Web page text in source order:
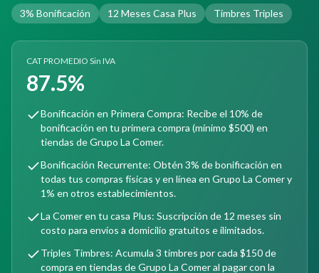
3% Bonificación 12 Meses Casa Plus Timbres Triples
CAT PROMEDIO Sin IVA
87.5%
Bonificación en Primera Compra: Recibe el 10% de
bonificación en tu primera compra (mínimo $500) en
tiendas de Grupo La Comer.
Bonificación Recurrente: Obtén 3% de bonificación en
todas tus compras físicas y en línea en Grupo La Comer y
1% en otros establecimientos.
La Comer en tu casa Plus: Suscripción de 12 meses sin
costo para envíos a domicilio gratuitos e ilimitados.
Triples Timbres: Acumula 3 timbres por cada $150 de
compra en tiendas de Grupo La Comer al pagar con la